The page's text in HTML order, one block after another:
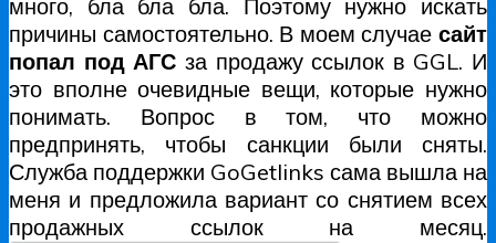
много, бла бла бла. Поэтому нужно искать
причины самостоятельно. В моем случае сайт
попал под АГС за продажу ссылок в GGL. И
это вполне очевидные вещи, которые нужно
понимать. Вопрос в том, что можно
предпринять, чтобы санкции были сняты.
Служба поддержки GoGetlinks сама вышла на
меня и предложила вариант со снятием всех
продажных ссылок на месяц.